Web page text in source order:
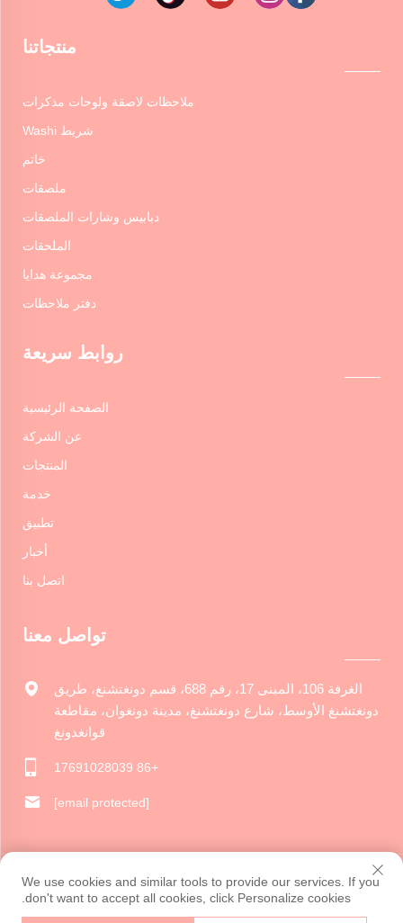
منتجاتنا
ملاحظات لاصقة ولوحات مذكرات
شريط Washi
خاتم
ملصقات
دبابيس وشارات الملصقات
الملحقات
مجموعة هدايا
دفتر ملاحظات
روابط سريعة
الصفحة الرئيسية
عن الشركة
المنتجات
خدمة
تطبيق
أخبار
اتصل بنا
تواصل معنا
الغرفة 106، المبنى 17، رقم 688، قسم دونغتشنغ، طريق
دونغتشنغ الأوسط، شارع دونغتشنغ، مدينة دونغوان، مقاطعة
قوانغدونغ
+86 17691028039
[email protected]
حقوق الطبع والنشر © 2024 شركة دونغوان جياروي للإبداع الثقافي
المحدودة. جميع الحقوق محفوظة.سياسة الخصوصية
We use cookies and similar tools to provide our services. If you
don't want to accept all cookies, click Personalize cookies.